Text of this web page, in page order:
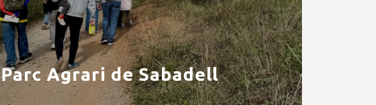
Parc Agrari de Sabadell